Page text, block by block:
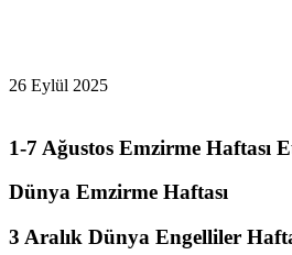
26 Eylül 2025
1-7 Ağustos Emzirme Haftası
Dünya Emzirme Haftası
3 Aralık Dünya Engelliler